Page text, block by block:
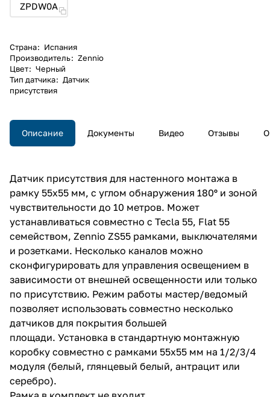
ZPDW0A
Страна: Испания
Производитель: Zennio
Цвет: Черный
Тип датчика: Датчик
присутствия
Описание Документы Видео Отзывы
Датчик присутствия для настенного монтажа в
рамку 55х55 мм, с углом обнаружения 180º и зоной
чувствительности до 10 метров. Может
устанавливаться совместно с Tecla 55, Flat 55
семейством, Zennio ZS55 рамками, выключателями
и розетками. Несколько каналов можно
сконфигурировать для управления освещением в
зависимости от внешней освещенности или только
по присутствию. Режим работы мастер/ведомый
позволяет использовать совместно несколько
датчиков для покрытия большей
площади. Установка в стандартную монтажную
коробку совместно с рамками 55x55 мм на 1/2/3/4
модуля (белый, глянцевый белый, антрацит или
серебро).